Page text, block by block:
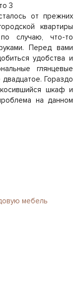
3
от прежних
квартиры
случаю, что-то
Перед вами
удобства и
глянцевые
Гораздо
шкаф и
на данном
мебель